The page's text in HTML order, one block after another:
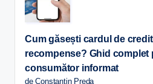
Cum găsești cardul de
recompense? Ghid complet
consumător informat
de Constantin Preda